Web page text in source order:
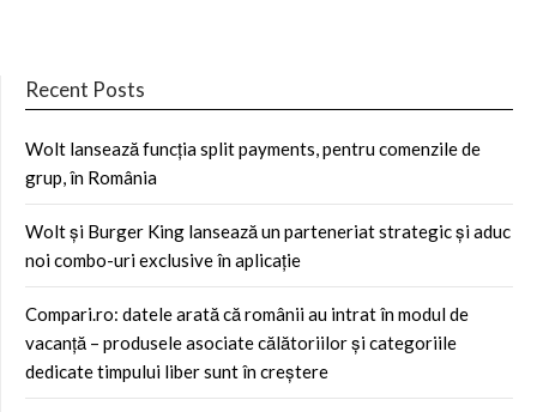
Recent Posts
Wolt lansează funcția split payments, pentru comenzile de
grup, în România
Wolt și Burger King lansează un parteneriat strategic și aduc
noi combo-uri exclusive în aplicație
Compari.ro: datele arată că românii au intrat în modul de
vacanță – produsele asociate călătoriilor și categoriile
dedicate timpului liber sunt în creștere